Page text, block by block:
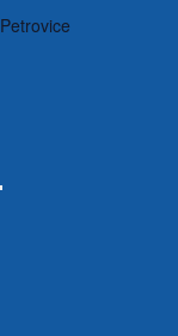
vs. RC Praga